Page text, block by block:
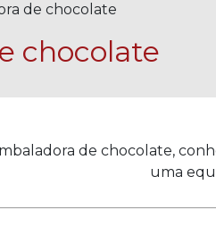
de chocolate
chocolate
de chocolate,
uma